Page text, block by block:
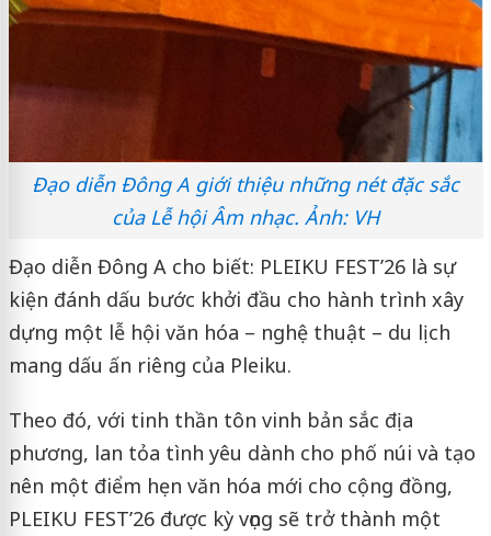
Đạo diễn Đông A giới thiệu những nét đặc sắc
của Lễ hội Âm nhạc. Ảnh: VH
Đạo diễn Đông A cho biết: PLEIKU FEST’26 là sự
kiện đánh dấu bước khởi đầu cho hành trình xây
dựng một lễ hội văn hóa – nghệ thuật – du lịch
mang dấu ấn riêng của Pleiku.
Theo đó, với tinh thần tôn vinh bản sắc địa
phương, lan tỏa tình yêu dành cho phố núi và tạo
nên một điểm hẹn văn hóa mới cho cộng đồng,
PLEIKU FEST’26 được kỳ vọng sẽ trở thành một